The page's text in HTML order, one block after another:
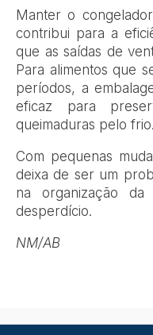
Manter o
contribui para a
que as saídas de
Para alimentos que
períodos, a
eficaz para
queimaduras pelo frio.
Com pequenas
deixa de ser um
na organização
desperdício.
NM/AB